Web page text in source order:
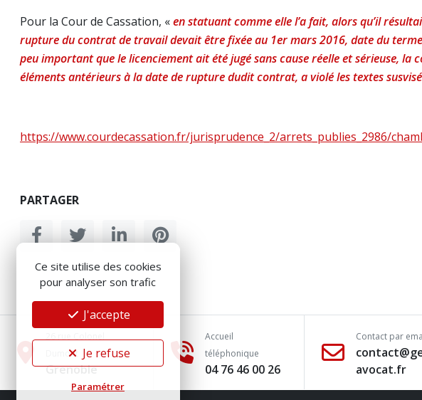
Pour la Cour de Cassation, «en statuant comme elle l’a fait, alors qu’il
rupture du contrat de travail devait être fixée au 1er mars 2016, date du
peu important que le licenciement ait été jugé sans cause réelle et sérieuse, la
éléments antérieurs à la date de rupture dudit contrat, a violé les textes
https://www.courdecassation.fr/jurisprudence_2/arrets_publies_2986/
PARTAGER
Dumont
Grenoble
Accueil
téléphonique
04 76 46 00 26
Contact par
avocat.fr
Ce site utilise des cookies
pour analyser son trafic
J'accepte
Je refuse
Paramétrer